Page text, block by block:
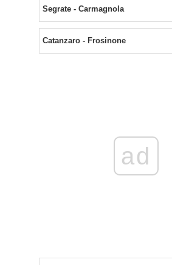
Segrate - Carmagnola
Catanzaro - Frosinone
ad